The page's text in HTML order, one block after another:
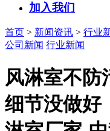
加入我们
首页 > 新闻资讯 > 行业
公司新闻 行业新闻
风淋室不防
细节没做好